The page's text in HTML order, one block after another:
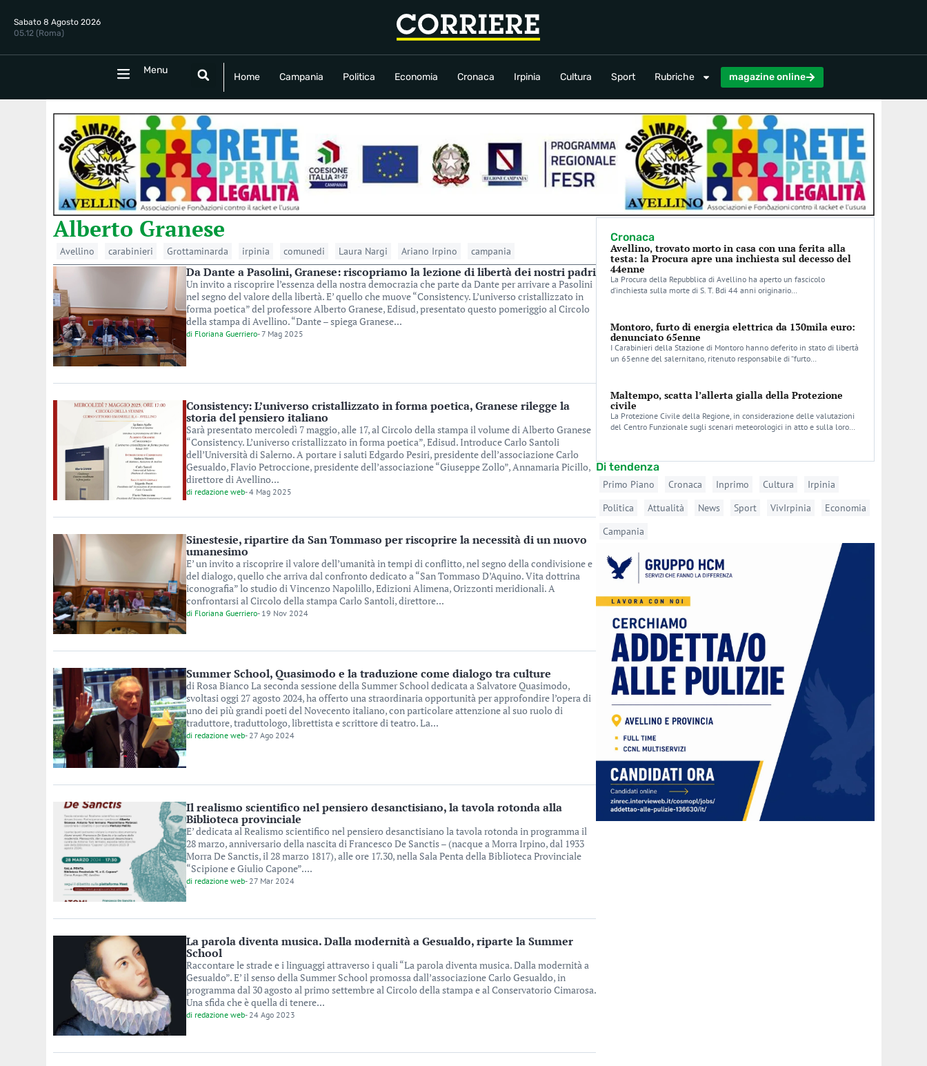
Sabato 8 Agosto 2026
05.12 (Roma)
Menu
Home Campania Politica Economia Cronaca Irpinia Cultura Sport Rubriche magazine online
Home Campania Politica Economia Cronaca Irpinia Sport Rubriche
Alberto Granese
Avellino carabinieri Grottaminarda irpinia comunedi Laura Nargi Ariano Irpino campania
Da Dante a Pasolini, Granese: riscopriamo la lezione di libertà dei nostri padri
Un invito a riscoprire l’essenza della nostra democrazia che parte da Dante per arrivare a Pasolini
nel segno del valore della libertà. E’ quello che muove “Consistency. L’universo cristallizzato in
forma poetica” del professore Alberto Granese, Edisud, presentato questo pomeriggio al Circolo
della stampa di Avellino. “Dante – spiega Granese...
di Floriana Guerriero-7 Mag 2025
Consistency: L’universo cristallizzato in forma poetica, Granese rilegge la
storia del pensiero italiano
Sarà presentato mercoledì 7 maggio, alle 17, al Circolo della stampa il volume di Alberto Granese
“Consistency. L’universo cristallizzato in forma poetica”, Edisud. Introduce Carlo Santoli
dell’Università di Salerno. A portare i saluti Edgardo Pesiri, presidente dell’associazione Carlo
Gesualdo, Flavio Petroccione, presidente dell’associazione “Giuseppe Zollo”, Annamaria Picillo,
direttore di Avellino...
di redazione web-4 Mag 2025
Sinestesie, ripartire da San Tommaso per riscoprire la necessità di un nuovo
umanesimo
E’ un invito a riscoprire il valore dell’umanità in tempi di conflitto, nel segno della condivisione e
del dialogo, quello che arriva dal confronto dedicato a “San Tommaso D’Aquino. Vita dottrina
iconografia” lo studio di Vincenzo Napolillo, Edizioni Alimena, Orizzonti meridionali. A
confrontarsi al Circolo della stampa Carlo Santoli, direttore...
di Floriana Guerriero- 19 Nov 2024
Summer School, Quasimodo e la traduzione come dialogo tra culture
di Rosa Bianco La seconda sessione della Summer School dedicata a Salvatore Quasimodo,
svoltasi oggi 27 agosto 2024, ha offerto una straordinaria opportunità per approfondire l’opera di
uno dei più grandi poeti del Novecento italiano, con particolare attenzione al suo ruolo di
traduttore, traduttologo, librettista e scrittore di teatro. La...
di redazione web- 27 Ago 2024
Il realismo scientifico nel pensiero desanctisiano, la tavola rotonda alla
Biblioteca provinciale
E’ dedicata al Realismo scientifico nel pensiero desanctisiano la tavola rotonda in programma il
28 marzo, anniversario della nascita di Francesco De Sanctis – (nacque a Morra Irpino, dal 1933
Morra De Sanctis, il 28 marzo 1817), alle ore 17.30, nella Sala Penta della Biblioteca Provinciale
“Scipione e Giulio Capone”....
di redazione web- 27 Mar 2024
La parola diventa musica. Dalla modernità a Gesualdo, riparte la Summer
School
Raccontare le strade e i linguaggi attraverso i quali “La parola diventa musica. Dalla modernità a
Gesualdo”. E’ il senso della Summer School promossa dall’associazione Carlo Gesualdo, in
programma dal 30 agosto al primo settembre al Circolo della stampa e al Conservatorio Cimarosa.
Una sfida che è quella di tenere...
di redazione web- 24 Ago 2023
Cronaca
Avellino, trovato morto in casa con una ferita alla
testa: la Procura apre una inchiesta sul decesso del
44enne
La Procura della Repubblica di Avellino ha aperto un fascicolo
d’inchiesta sulla morte di S. T. Bdi 44 anni originario…
Montoro, furto di energia elettrica da 130mila euro:
denunciato 65enne
I Carabinieri della Stazione di Montoro hanno deferito in stato di libertà
un 65enne del salernitano, ritenuto responsabile di “furto…
Maltempo, scatta l’allerta gialla della Protezione
civile
La Protezione Civile della Regione, in considerazione delle valutazioni
del Centro Funzionale sugli scenari meteorologici in atto e sulla loro…
Di tendenza
Primo Piano Cronaca Inprimo Cultura
Irpinia
Politica
Attualità News Sport VivIrpinia
Economia
Campania